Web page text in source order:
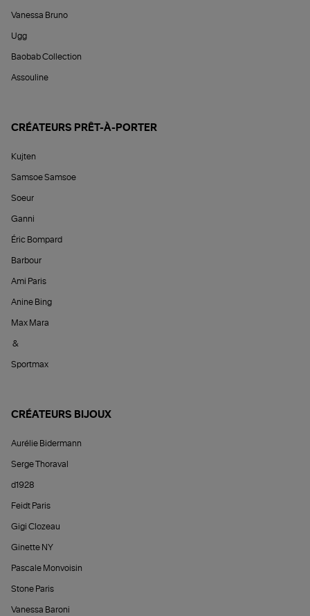
Vanessa Bruno
Ugg
Baobab Collection
Assouline
CRÉATEURS PRÊT-À-PORTER
Kujten
Samsoe Samsoe
Soeur
Ganni
Éric Bompard
Barbour
Ami Paris
Anine Bing
Max Mara
&
Sportmax
CRÉATEURS BIJOUX
Aurélie Bidermann
Serge Thoraval
d1928
Feidt Paris
Gigi Clozeau
Ginette NY
Pascale Monvoisin
Stone Paris
Vanessa Baroni